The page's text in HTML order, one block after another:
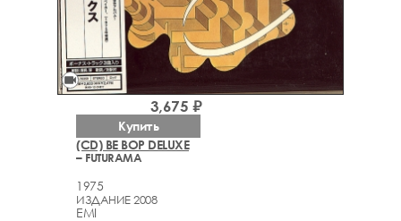
videocam
(CD) BE BOP DELUXE
– FUTURAMA
1975
ИЗДАНИЕ 2008
EMI
3,675 ₽
Купить